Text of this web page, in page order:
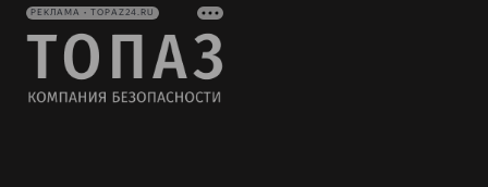
РЕКЛАМА • TOPAZ24.RU